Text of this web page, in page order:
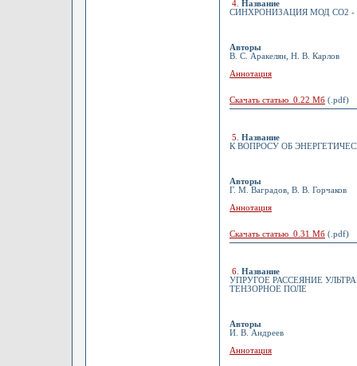
4 Название
СИНХРОНИЗАЦИЯ МОД СО2
Авторы
В. С. Аракелян, Н. В. Карлов
Аннотация
Скачать статью 0.22 Мб (.pdf)
5
Название
К ВОПРОСУ ОБ
Авторы
Г. М. Ваградов, В. В. Горчаков
Аннотация
Скачать статью 0.31 Мб (.pdf)
6 Название
УПРУГОЕ РАССЕЯНИЕ
ТЕНЗОРНОЕ ПОЛЕ
Авторы
И. В. Андреев
Аннотация